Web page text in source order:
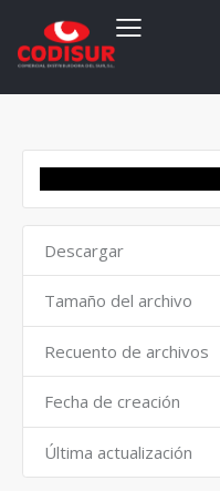
Descargar
Tamaño del archivo
Recuento de archivos
Fecha de creación
Última actualización